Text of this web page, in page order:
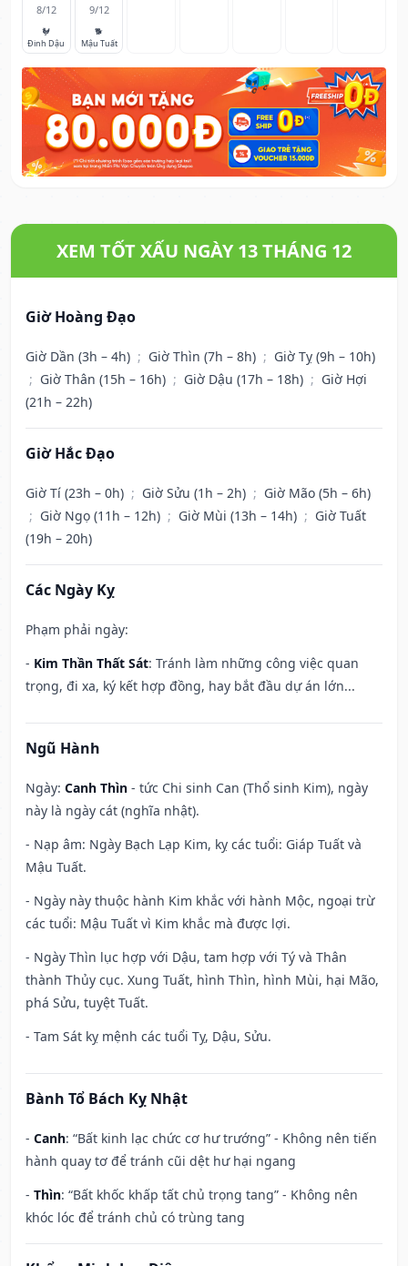
8/12
🐓
Đinh Dậu
9/12
🐕
Mậu Tuất
XEM TỐT XẤU NGÀY 13 THÁNG 12
Giờ Hoàng Đạo
Giờ Dần (3h – 4h) ; Giờ Thìn (7h – 8h) ; Giờ Tỵ (9h – 10h)
; Giờ Thân (15h – 16h) ; Giờ Dậu (17h – 18h) ; Giờ Hợi
(21h – 22h)
Giờ Hắc Đạo
Giờ Tí (23h – 0h) ; Giờ Sửu (1h – 2h) ; Giờ Mão (5h – 6h)
; Giờ Ngọ (11h – 12h) ; Giờ Mùi (13h – 14h) ; Giờ Tuất
(19h – 20h)
Các Ngày Kỵ
Phạm phải ngày:
- Kim Thần Thất Sát: Tránh làm những công việc quan
trọng, đi xa, ký kết hợp đồng, hay bắt đầu dự án lớn...
Ngũ Hành
Ngày: Canh Thìn - tức Chi sinh Can (Thổ sinh Kim), ngày
này là ngày cát (nghĩa nhật).
- Nạp âm: Ngày Bạch Lạp Kim, kỵ các tuổi: Giáp Tuất và
Mậu Tuất.
- Ngày này thuộc hành Kim khắc với hành Mộc, ngoại trừ
các tuổi: Mậu Tuất vì Kim khắc mà được lợi.
- Ngày Thìn lục hợp với Dậu, tam hợp với Tý và Thân
thành Thủy cục. Xung Tuất, hình Thìn, hình Mùi, hại Mão,
phá Sửu, tuyệt Tuất.
- Tam Sát kỵ mệnh các tuổi Tỵ, Dậu, Sửu.
Bành Tổ Bách Kỵ Nhật
- Canh: “Bất kinh lạc chức cơ hư trướng” - Không nên tiến
hành quay tơ để tránh cũi dệt hư hại ngang
- Thìn: “Bất khốc khấp tất chủ trọng tang” - Không nên
khóc lóc để tránh chủ có trùng tang